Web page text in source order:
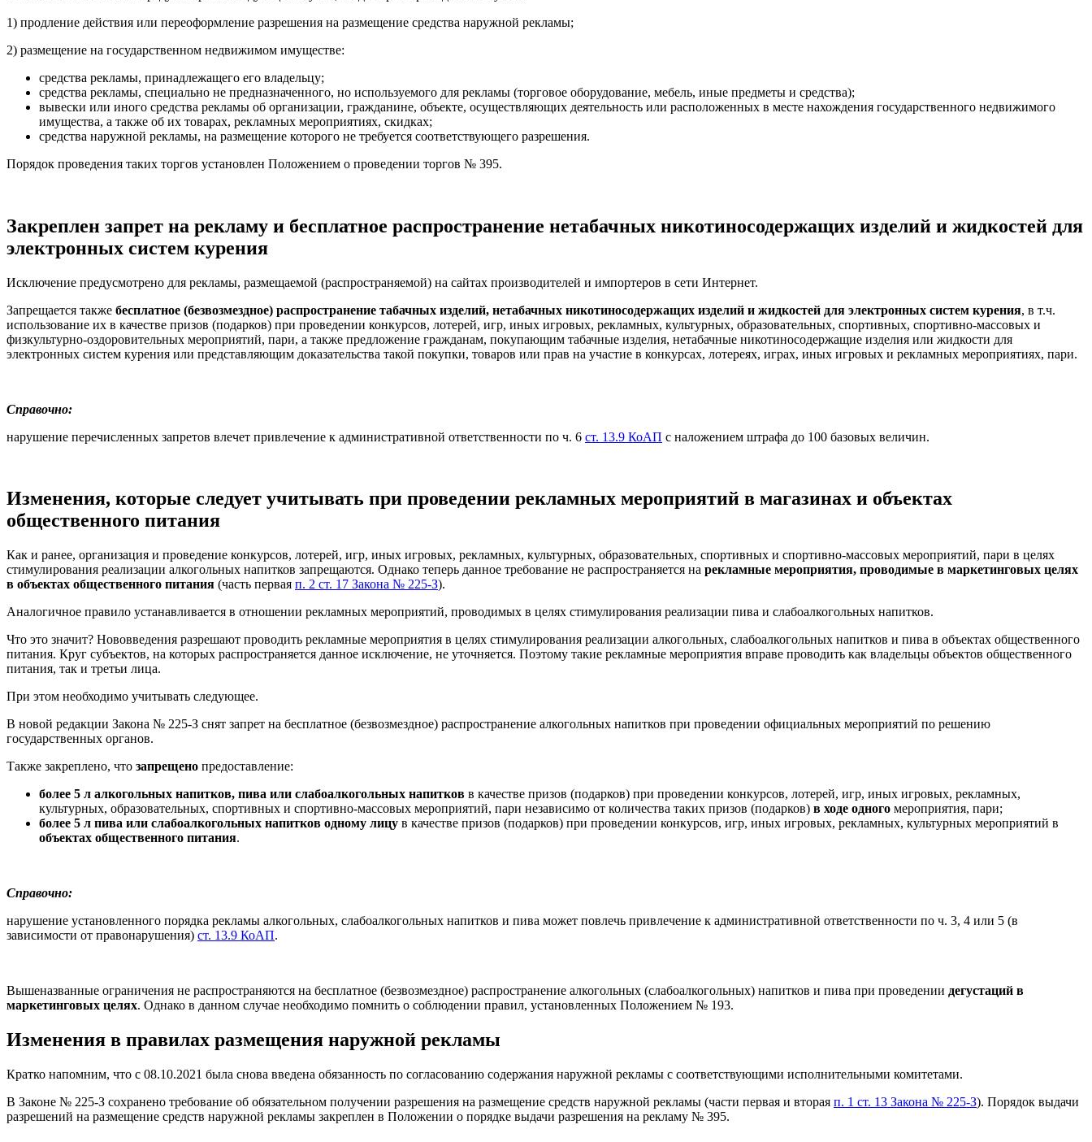
1) продление действия или переоформление разрешения на размещение средства наружной рекламы;
2) размещение на государственном недвижимом имуществе:
средства рекламы, принадлежащего его владельцу;
средства рекламы, специально не предназначенного, но используемого для рекламы (торговое оборудование, мебель, иные предметы и средства);
вывески или иного средства рекламы об организации, гражданине, объекте, осуществляющих деятельность или расположенных в месте нахождения государственного недвижимого
имущества, а также об их товарах, рекламных мероприятиях, скидках;
средства наружной рекламы, на размещение которого не требуется соответствующего разрешения.
Порядок проведения таких торгов установлен Положением о проведении торгов № 395.
Закреплен запрет на рекламу и бесплатное распространение нетабачных никотиносодержащих изделий и жидкостей для
электронных систем курения
Исключение предусмотрено для рекламы, размещаемой (распространяемой) на сайтах производителей и импортеров в сети Интернет.
Запрещается также бесплатное (безвозмездное) распространение табачных изделий, нетабачных никотиносодержащих изделий и жидкостей для электронных систем курения, в т.ч.
использование их в качестве призов (подарков) при проведении конкурсов, лотерей, игр, иных игровых, рекламных, культурных, образовательных, спортивных, спортивно-массовых и
физкультурно-оздоровительных мероприятий, пари, а также предложение гражданам, покупающим табачные изделия, нетабачные никотиносодержащие изделия или жидкости для
электронных систем курения или представляющим доказательства такой покупки, товаров или прав на участие в конкурсах, лотереях, играх, иных игровых и рекламных мероприятиях, пари.
Справочно:
нарушение перечисленных запретов влечет привлечение к административной ответственности по ч. 6 ст. 13.9 КоАП с наложением штрафа до 100 базовых величин.
Изменения, которые следует учитывать при проведении рекламных мероприятий в магазинах и объектах
общественного питания
Как и ранее, организация и проведение конкурсов, лотерей, игр, иных игровых, рекламных, культурных, образовательных, спортивных и спортивно-массовых мероприятий, пари в целях
стимулирования реализации алкогольных напитков запрещаются. Однако теперь данное требование не распространяется на рекламные мероприятия, проводимые в маркетинговых целях
в объектах общественного питания (часть первая п. 2 ст. 17 Закона № 225-З).
Аналогичное правило устанавливается в отношении рекламных мероприятий, проводимых в целях стимулирования реализации пива и слабоалкогольных напитков.
Что это значит? Нововведения разрешают проводить рекламные мероприятия в целях стимулирования реализации алкогольных, слабоалкогольных напитков и пива в объектах общественного
питания. Круг субъектов, на которых распространяется данное исключение, не уточняется. Поэтому такие рекламные мероприятия вправе проводить как владельцы объектов общественного
питания, так и третьи лица.
При этом необходимо учитывать следующее.
В новой редакции Закона № 225-З снят запрет на бесплатное (безвозмездное) распространение алкогольных напитков при проведении официальных мероприятий по решению
государственных органов.
Также закреплено, что запрещено предоставление:
более 5 л алкогольных напитков, пива или слабоалкогольных напитков в качестве призов (подарков) при проведении конкурсов, лотерей, игр, иных игровых, рекламных,
культурных, образовательных, спортивных и спортивно-массовых мероприятий, пари независимо от количества таких призов (подарков) в ходе одного мероприятия, пари;
более 5 л пива или слабоалкогольных напитков одному лицу в качестве призов (подарков) при проведении конкурсов, игр, иных игровых, рекламных, культурных мероприятий в
объектах общественного питания.
Справочно:
нарушение установленного порядка рекламы алкогольных, слабоалкогольных напитков и пива может повлечь привлечение к административной ответственности по ч. 3, 4 или 5 (в
зависимости от правонарушения) ст. 13.9 КоАП.
Вышеназванные ограничения не распространяются на бесплатное (безвозмездное) распространение алкогольных (слабоалкогольных) напитков и пива при проведении дегустаций в
маркетинговых целях. Однако в данном случае необходимо помнить о соблюдении правил, установленных Положением № 193.
Изменения в правилах размещения наружной рекламы
Кратко напомним, что с 08.10.2021 была снова введена обязанность по согласованию содержания наружной рекламы с соответствующими исполнительными комитетами.
В Законе № 225-З сохранено требование об обязательном получении разрешения на размещение средств наружной рекламы (части первая и вторая п. 1 ст. 13 Закона № 225-З). Порядок выдачи
разрешений на размещение средств наружной рекламы закреплен в Положении о порядке выдачи разрешения на рекламу № 395.